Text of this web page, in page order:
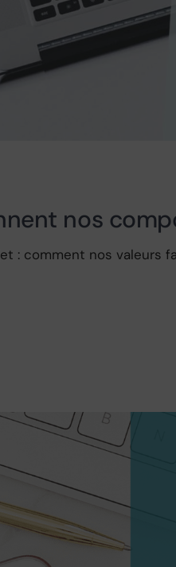
nos
: comment nos valeurs